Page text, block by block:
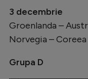
3 decembrie
Groenlanda –
Norvegia – Coreea
Grupa D